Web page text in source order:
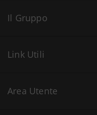
Il Gruppo
Link Utili
Area Utente